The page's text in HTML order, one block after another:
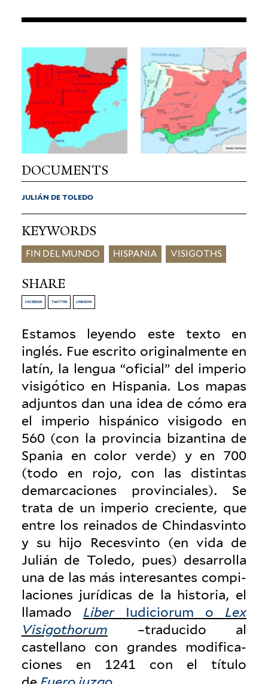
DOCUMENTS
JULIÁN DE TOLEDO
KEYWORDS
FIN DEL MUNDO HISPANIA VISIGOTHS
SHARE
FACEBOOK TWITTER LINKEDIN
Estamos leyendo este texto en
inglés. Fue escrito orig­i­nal­mente en
latín, la lengua “oficial” del imperio
visigótico en His­pania. Los mapas
adjuntos dan una idea de cómo era
el imperio his­pánico visigodo en
560 (con la provincia bizantina de
Spania en color verde) y en 700
(todo en rojo, con las dis­tintas
demar­ca­ciones provin­ciales). Se
trata de un imperio cre­ciente, que
entre los reinados de Chin­dasvinto
y su hijo Recesvinto (en vida de
Julián de Toledo, pues) desar­rolla
una de las más intere­santes com­pi­
la­ciones jurídicas de la his­toria, el
llamado LiberIudi­ciorum o Lex
Visig­othorum –tra­ducido al
castellano con grandes mod­i­fi­ca­
ciones en 1241 con el título